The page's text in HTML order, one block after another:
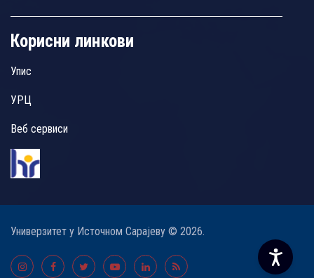
Корисни линкови
Упис
УРЦ
Веб сервиси
Универзитет у Источном Сарајеву © 2026.